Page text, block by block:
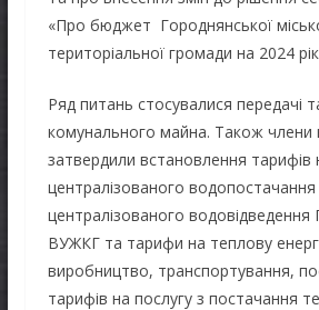
«Про бюджет Городнянської
територіальної громади на 2024
Ряд питань стосувалися передачі
комунального майна. Також члени
затвердили встановлення тарифів
централізованого водопостачання
централізованого
ВУЖКГ та тарифи на теплову
виробництво, транспортування,
тарифів на послугу з постачання